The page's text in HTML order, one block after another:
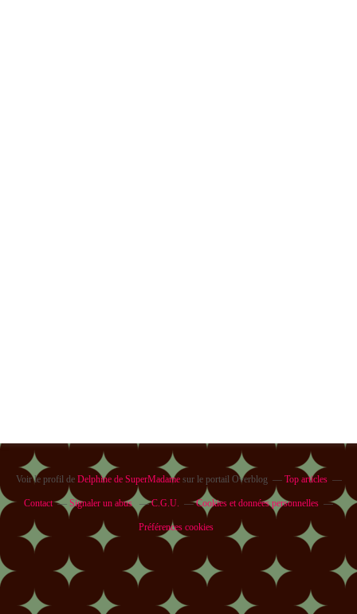
Voir le profil de Delphine de SuperMadamesur le portail Overblog Top articles
Contact Signaler un abus C.G.U. Cookies et données personnelles
Préférences cookies